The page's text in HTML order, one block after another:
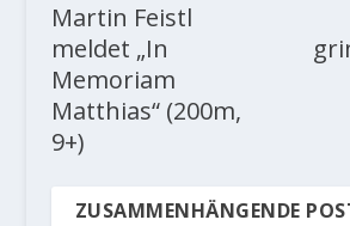
Martin Feistl
meldet „In
Memoriam
Matthias“ (200m,
9+)
ZUSAMMENHÄNGENDE